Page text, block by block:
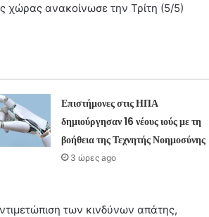
χώρας ανακοίνωσε την Τρίτη (5/5)
Επιστήμονες στις ΗΠΑ
δημιούργησαν 16 νέους ιούς με τη
βοήθεια της Τεχνητής Νοημοσύνης
3 ώρες ago
των κινδύνων απάτης,